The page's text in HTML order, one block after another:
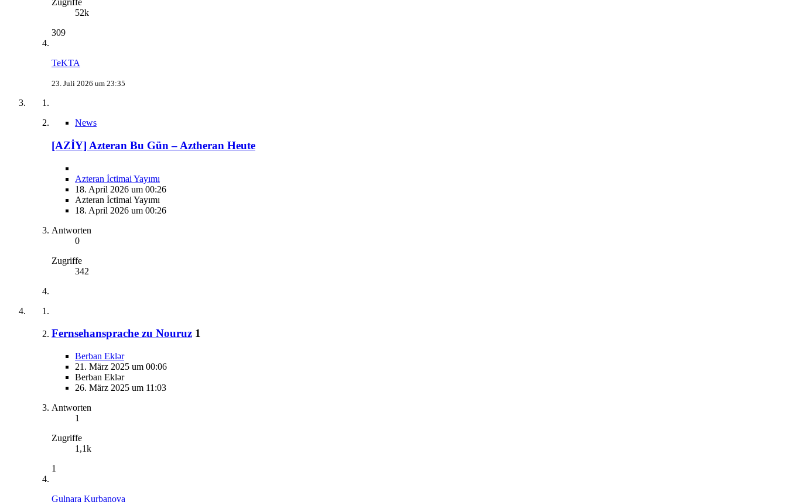
Zugriffe
52k
309
TeKTA
23. Juli 2026 um 23:35
News
[AZİY] Azteran Bu Gün – Aztheran Heute
Azteran İctimai Yayımı
18. April 2026 um 00:26
Azteran İctimai Yayımı
18. April 2026 um 00:26
Antworten
0
Zugriffe
342
Fernsehansprache zu Nouruz 1
Berban Eklər
21. März 2025 um 00:06
Berban Eklər
26. März 2025 um 11:03
Antworten
1
Zugriffe
1,1k
1
Gulnara Kurbanova